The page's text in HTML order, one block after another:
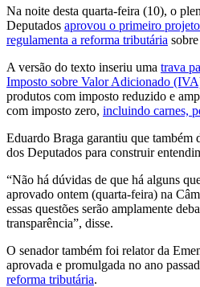
Na noite desta quarta-feira (10), o
Deputados aprovou o primeiro
regulamenta a reforma tributária
A versão do texto inseriu uma trava
Imposto sobre Valor Adicionado
produtos com imposto reduzido e
com imposto zero, incluindo carnes,
Eduardo Braga garantiu que também
dos Deputados para construir
“Não há dúvidas de que há alguns
aprovado ontem (quarta-feira) na
essas questões serão amplamente
transparência”, disse.
O senador também foi relator da
aprovada e promulgada no ano
reforma tributária.